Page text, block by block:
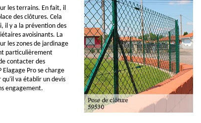
les terrains. En fait, il
des clôtures. Cela
il y a la prévention des
avoisinants. La
les zones de jardinage
particulièrement
contacter des
Pro se charge
qu'il va établir un devis
engagement.